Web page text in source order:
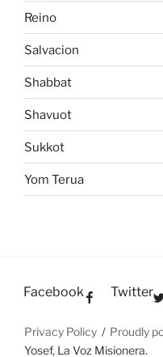
Reino
Salvacion
Shabbat
Shavuot
Sukkot
Yom Terua
Facebook Twitter
Privacy Policy Proudly